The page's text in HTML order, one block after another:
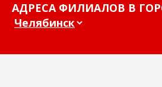
АДРЕСА ФИЛИАЛОВ В